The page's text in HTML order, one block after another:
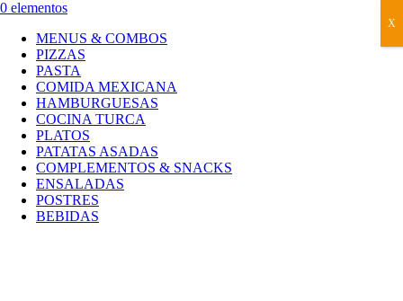
0 elementos
MENUS & COMBOS
PIZZAS
PASTA
COMIDA MEXICANA
HAMBURGUESAS
COCINA TURCA
PLATOS
PATATAS ASADAS
COMPLEMENTOS & SNACKS
ENSALADAS
POSTRES
BEBIDAS
X